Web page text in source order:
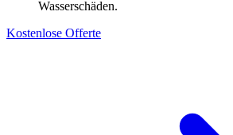
Wasserschäden.
Kostenlose Offerte